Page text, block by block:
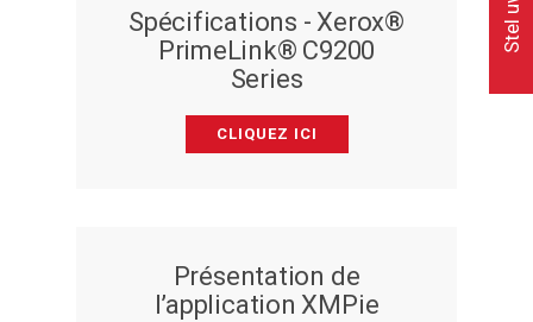
Spécifications - Xerox®
PrimeLink® C9200
Series
CLIQUEZ ICI
Présentation de
l’application XMPie